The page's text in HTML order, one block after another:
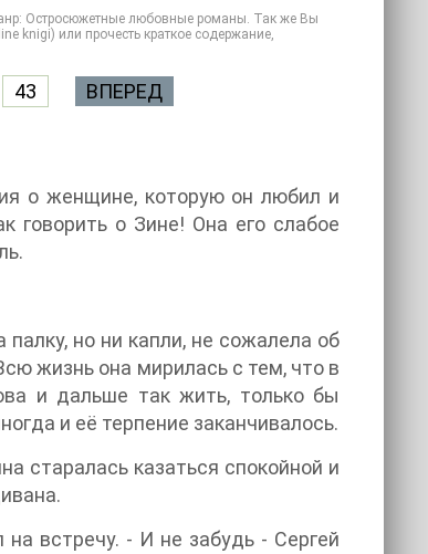
Остросюжетные любовные романы. Так же Вы
knigi) или прочесть краткое содержание,
43 ВПЕРЕД
о женщине, которую он любил и
говорить о Зине! Она его слабое
но ни капли, не сожалела об
жизнь она мирилась с тем, что в
и дальше так жить, только бы
и её терпение заканчивалось.
старалась казаться спокойной и
встречу. - И не забудь - Сергей